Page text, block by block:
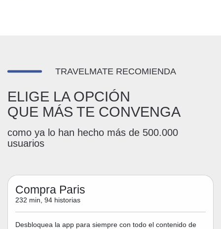
TRAVELMATE RECOMIENDA
ELIGE LA OPCIÓN
QUE MÁS TE CONVENGA
como ya lo han hecho más de 500.000
usuarios
Compra Paris
232 min, 94 historias
Desbloquea la app para siempre con todo el contenido de